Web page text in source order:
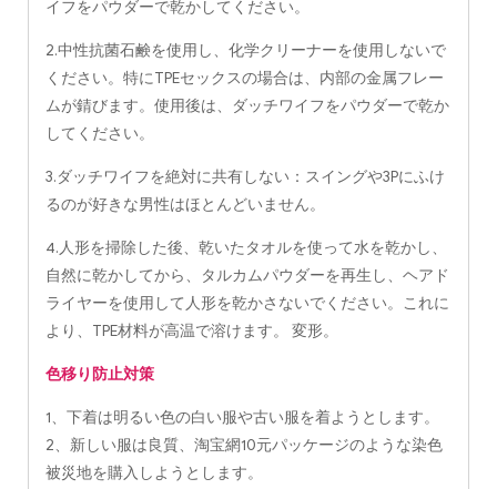
イフをパウダーで乾かしてください。
2.中性抗菌石鹸を使用し、化学クリーナーを使用しないで
ください。特にTPEセックスの場合は、内部の金属フレー
ムが錆びます。使用後は、ダッチワイフをパウダーで乾か
してください。
3.ダッチワイフを絶対に共有しない：スイングや3Pにふけ
るのが好きな男性はほとんどいません。
4.人形を掃除した後、乾いたタオルを使って水を乾かし、
自然に乾かしてから、タルカムパウダーを再生し、ヘアド
ライヤーを使用して人形を乾かさないでください。これに
より、TPE材料が高温で溶けます。 変形。
色移り防止対策
1、下着は明るい色の白い服や古い服を着ようとします。
2、新しい服は良質、淘宝網10元パッケージのような染色
被災地を購入しようとします。